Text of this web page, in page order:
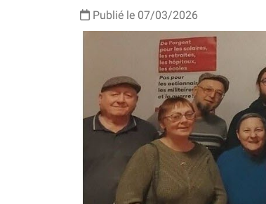
Publié le 07/03/2026